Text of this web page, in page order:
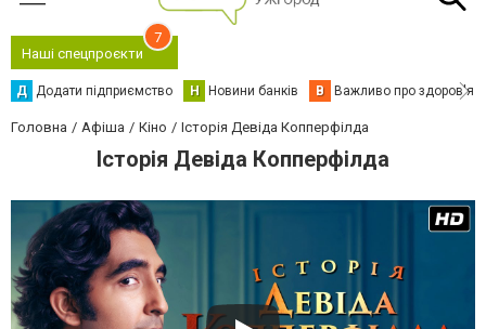
Наші спецпроєкти
7
Д Додати підприємство Н Новини банків В Важливо про здоров'я
Головна Афіша Кіно Історія Девіда Копперфілда
Історія Девіда Копперфілда